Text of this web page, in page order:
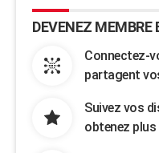
DEVENEZ MEMBRE
Connectez-
partagent
Suivez vos
obtenez plus